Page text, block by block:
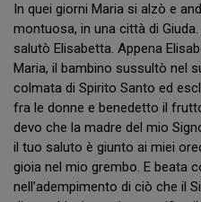
In quei giorni Maria si alzò e
montuosa, in una città di
salutò Elisabetta. Appena
Maria, il bambino sussultò nel
colmata di Spirito Santo ed
fra le donne e benedetto il
devo che la madre del mio
il tuo saluto è giunto ai miei
gioia nel mio grembo. E beata
nell’adempimento di ciò che il